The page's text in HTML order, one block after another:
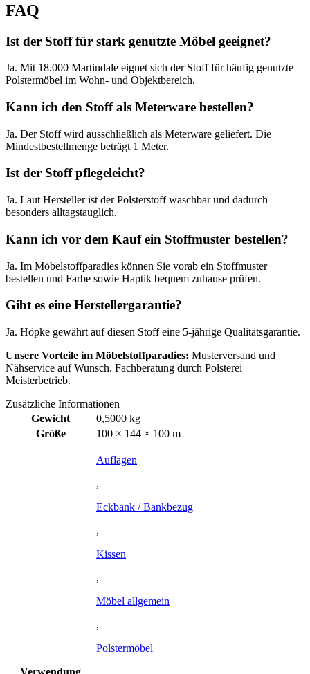
FAQ
Ist der Stoff für stark genutzte Möbel geeignet?
Ja. Mit 18.000 Martindale eignet sich der Stoff für häufig genutzte
Polstermöbel im Wohn- und Objektbereich.
Kann ich den Stoff als Meterware bestellen?
Ja. Der Stoff wird ausschließlich als Meterware geliefert. Die
Mindestbestellmenge beträgt 1 Meter.
Ist der Stoff pflegeleicht?
Ja. Laut Hersteller ist der Polsterstoff waschbar und dadurch
besonders alltagstauglich.
Kann ich vor dem Kauf ein Stoffmuster bestellen?
Ja. Im Möbelstoffparadies können Sie vorab ein Stoffmuster
bestellen und Farbe sowie Haptik bequem zuhause prüfen.
Gibt es eine Herstellergarantie?
Ja. Höpke gewährt auf diesen Stoff eine 5-jährige Qualitätsgarantie.
Unsere Vorteile im Möbelstoffparadies: Musterversand und
Nähservice auf Wunsch. Fachberatung durch Polsterei
Meisterbetrieb.
Zusätzliche Informationen
Gewicht
0,5000 kg
Größe
100 × 144 × 100 m
Verwendung
Auflagen
,
Eckbank / Bankbezug
,
Kissen
,
Möbel allgemein
,
Polstermöbel